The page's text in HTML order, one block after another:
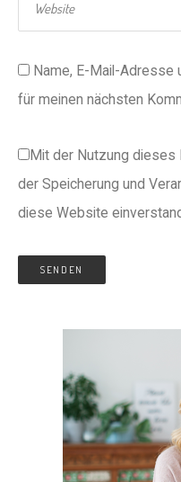
Name, E-Mail-Adresse
für meinen nächsten
Mit der Nutzung dieses
der Speicherung und
diese Website